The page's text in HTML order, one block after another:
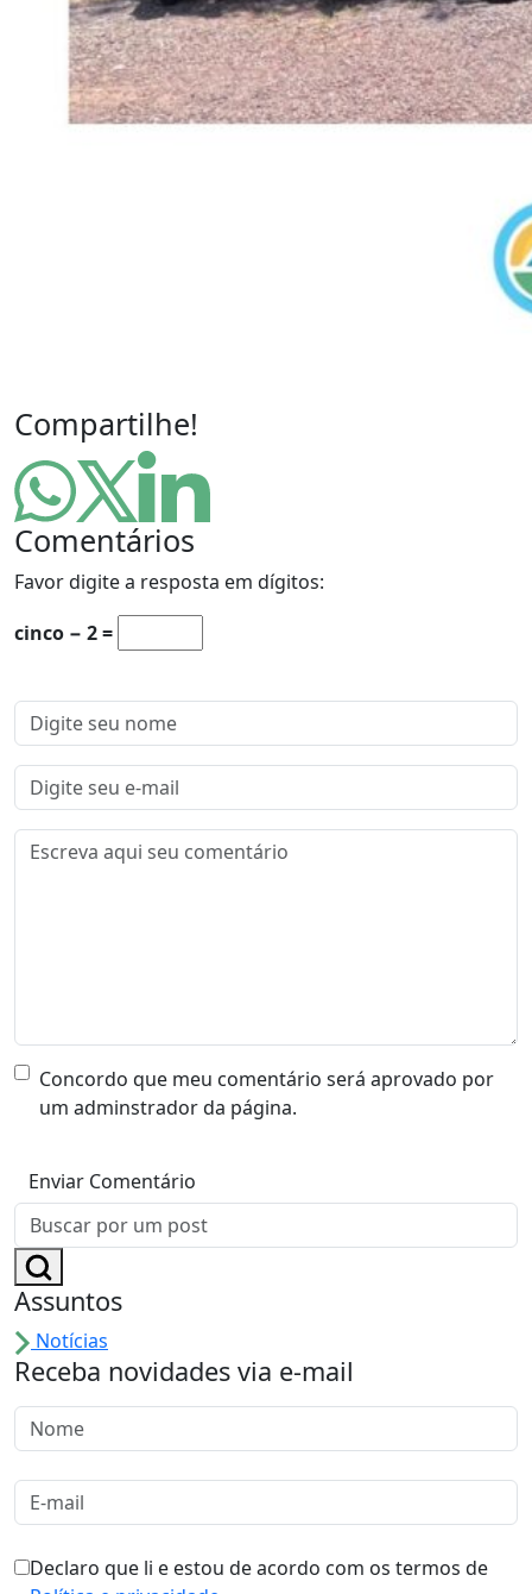
Compartilhe!
Comentários
Concordo que meu comentário será aprovado por
um adminstrador da página.
Favor digite a resposta em dígitos:
cinco − 2 =
Assuntos
Notícias
Receba novidades via e-mail
Declaro que li e estou de acordo com os termos de